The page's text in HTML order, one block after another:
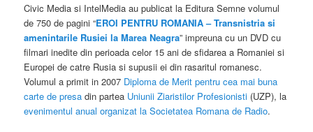
Civic Media si IntelMedia au publicat la Editura Semne volumul
de 750 de pagini “EROI PENTRU ROMANIA – Transnistria si
amenintarile Rusiei la Marea Neagra” impreuna cu un DVD cu
filmari inedite din perioada celor 15 ani de sfidarea a Romaniei si
Europei de catre Rusia si supusii ei din rasaritul romanesc.
Volumul a primit in 2007 Diploma de Merit pentru cea mai buna
carte de presadin partea Uniunii Ziaristilor Profesionisti (UZP), la
evenimentul anual organizat la Societatea Romana de Radio.